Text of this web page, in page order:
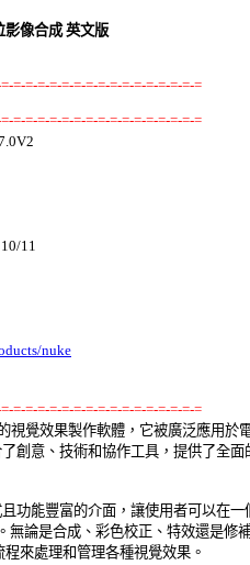
影像合成 英文版
=-=-=-=-=-=-=-=-=-=-=-=-=-=-=-=
=-=-=-=-=-=-=-=-=-=-=-=-=-=-=-=
11
nuke
=-=-=-=-=-=-=-=-=-=-=-=-=-=-=-=
視覺效果製作軟體，它被廣泛應用於
了創意、技術和協作工具，提供了全
功能豐富的介面，讓使用者可以在
無論是合成、彩色校正、特效還是修
來處理和管理各種視覺效果。